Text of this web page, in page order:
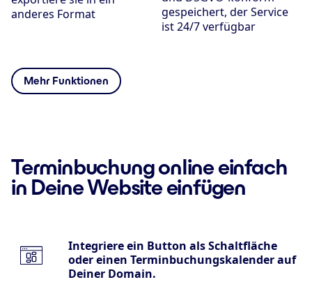
anderes Format
gespeichert, der Service
ist 24/7 verfügbar
Mehr Funktionen
Terminbuchung online einfach
in Deine Website einfügen
Integriere ein Button als Schaltfläche
oder einen Terminbuchungskalender auf
Deiner Domain.